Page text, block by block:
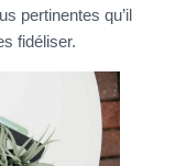
pertinentes qu’il
fidéliser.